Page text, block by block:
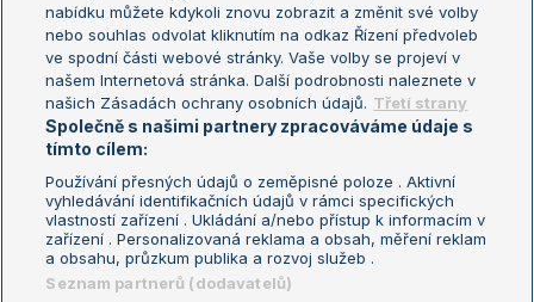
Aktualní trendy
Fotbalové přestupy
Livesport Daily
LS Prague Open
Podmínky užití
Nastavení soukromí
GDPR a žurnalistika
Reklama
Kontakt
Informace o zpracování osobních
údajů
nabídku můžete kdykoli znovu zobrazit a změnit své volby
nebo souhlas odvolat kliknutím na odkaz Řízení předvoleb
ve spodní části webové stránky. Vaše volby se projeví v
našem Internetová stránka. Další podrobnosti naleznete v
našich Zásadách ochrany osobních údajů. Třetí strany
Společně s našimi partnery zpracováváme údaje s
tímto cílem:
Používání přesných údajů o zeměpisné poloze . Aktivní
vyhledávání identifikačních údajů v rámci specifických
vlastností zařízení . Ukládání a/nebo přístup k informacím v
zařízení . Personalizovaná reklama a obsah, měření reklam
a obsahu, průzkum publika a rozvoj služeb .
Seznam partnerů (dodavatelů)